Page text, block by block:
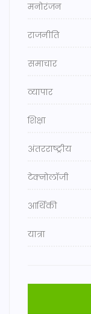
मनोरंजन
राजनीति
समाचार
व्यापार
शिक्षा
अंतरराष्ट्रीय
टेक्नोलॉजी
आर्थिकी
यात्रा